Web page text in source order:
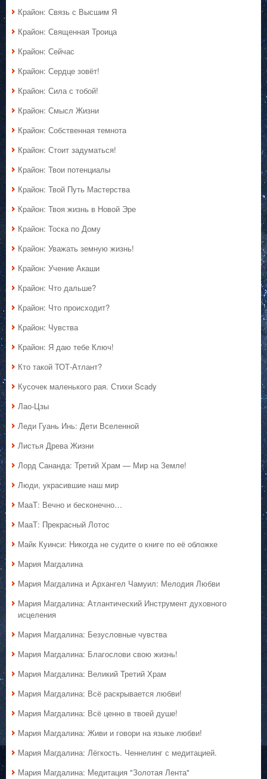
Крайон: Связь с Высшим Я
Крайон: Священная Троица
Крайон: Сейчас
Крайон: Сердце зовёт!
Крайон: Сила с тобой!
Крайон: Смысл Жизни
Крайон: Собственная темнота
Крайон: Стоит задуматься!
Крайон: Твои потенциалы
Крайон: Твой Путь Мастерства
Крайон: Твоя жизнь в Новой Эре
Крайон: Тоска по Дому
Крайон: Уважать земную жизнь!
Крайон: Учение Акаши
Крайон: Что дальше?
Крайон: Что происходит?
Крайон: Чувства
Крайон: Я даю тебе Ключ!
Кто такой ТОТ-Атлант?
Кусочек маленького рая. Стихи Scady
Лао-Цзы
Леди Гуань Инь: Дети Вселенной
Листья Древа Жизни
Лорд Сананда: Третий Храм — Мир на Земле!
Люди, украсившие наш мир
МааТ: Вечно и бесконечно…
МааТ: Прекрасный Лотос
Майк Куинси: Никогда не судите о книге по её обложке
Мария Магдалина
Мария Магдалина и Архангел Чамуил: Мелодия Любви
Мария Магдалина: Атлантический Инструмент духовного
исцеления
Мария Магдалина: Безусловные чувства
Мария Магдалина: Благослови свою жизнь!
Мария Магдалина: Великий Третий Храм
Мария Магдалина: Всё раскрывается любви!
Мария Магдалина: Всё ценно в твоей душе!
Мария Магдалина: Живи и говори на языке любви!
Мария Магдалина: Лёгкость. Ченнелинг с медитацией.
Мария Магдалина: Медитация "Золотая Лента"